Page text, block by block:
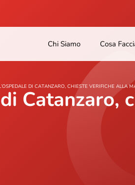
Chi Siamo Cosa
DI CATANZARO, CHIESTE VERIFICHE ALLA
Catanzaro,